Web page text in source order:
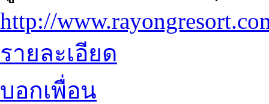
http://
รายละเอียด
บอกเพื่อน